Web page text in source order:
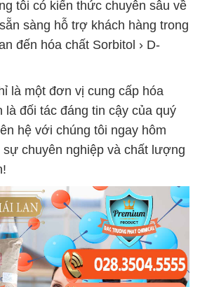
tôi có kiến thức chuyên sâu về
sàng hỗ trợ khách hàng trong
đến hóa chất Sorbitol › D-
là một đơn vị cung cấp hóa
là đối tác đáng tin cậy của quý
hệ với chúng tôi ngay hôm
sự chuyên nghiệp và chất lượng